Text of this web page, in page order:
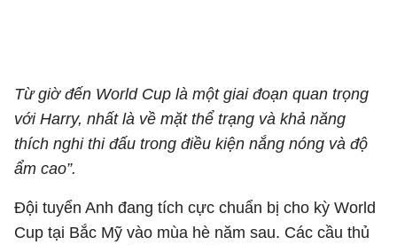
Từ giờ đến World Cup là một giai đoạn quan trọng
với Harry, nhất là về mặt thể trạng và khả năng
thích nghi thi đấu trong điều kiện nắng nóng và độ
ẩm cao”.
Đội tuyển Anh đang tích cực chuẩn bị cho kỳ World
Cup tại Bắc Mỹ vào mùa hè năm sau. Các cầu thủ